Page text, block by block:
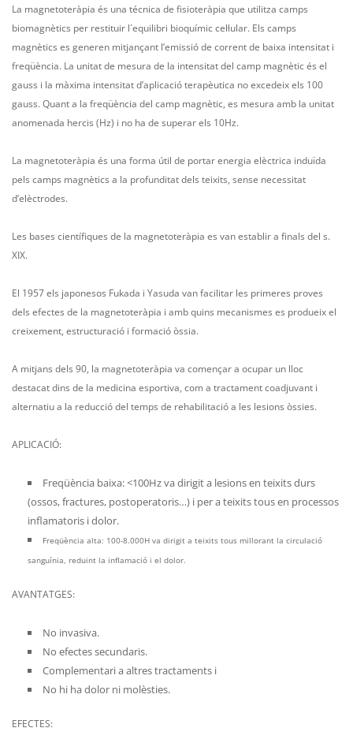
La magnetoteràpia és una técnica de fisioteràpia que utilitza camps
biomagnètics per restituir l´equilibri bioquímic cel·lular. Els camps
magnètics es generen mitjançant l’emissió de corrent de baixa intensitat i
freqüència. La unitat de mesura de la intensitat del camp magnètic és el
gauss i la màxima intensitat d’aplicació terapèutica no excedeix els 100
gauss. Quant a la freqüència del camp magnètic, es mesura amb la unitat
anomenada hercis (Hz) i no ha de superar els 10Hz.
La magnetoteràpia és una forma útil de portar energia elèctrica induïda
pels camps magnètics a la profunditat dels teixits, sense necessitat
d’elèctrodes.
Les bases científiques de la magnetoteràpia es van establir a finals del s.
XIX.
El 1957 els japonesos Fukada i Yasuda van facilitar les primeres proves
dels efectes de la magnetoteràpia i amb quins mecanismes es produeix el
creixement, estructuració i formació òssia.
A mitjans dels 90, la magnetoteràpia va començar a ocupar un lloc
destacat dins de la medicina esportiva, com a tractament coadjuvant i
alternatiu a la reducció del temps de rehabilitació a les lesions òssies.
APLICACIÓ:
Freqüència baixa: <100Hz va dirigit a lesions en teixits durs
(ossos, fractures, postoperatoris…) i per a teixits tous en processos
inflamatoris i dolor.
Freqüència alta: 100-8.000H va dirigit a teixits tous millorant la circulació
sanguínia, reduint la inflamació i el dolor.
AVANTATGES:
No invasiva.
No efectes secundaris.
Complementari a altres tractaments i
No hi ha dolor ni molèsties.
EFECTES: